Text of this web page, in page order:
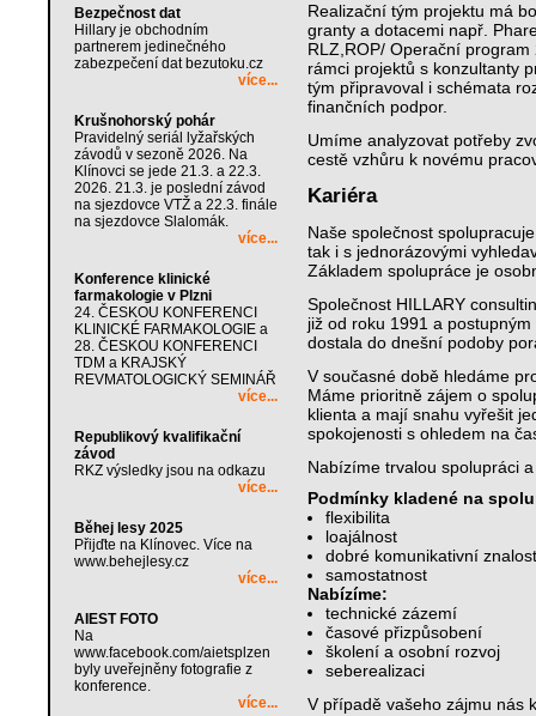
Bezpečnost dat
Hillary je obchodním
partnerem jedinečného
zabezpečení dat bezutoku.cz
více...
Krušnohorský pohár
Pravidelný seriál lyžařských
závodů v sezoně 2026. Na
Klínovci se jede 21.3. a 22.3.
2026. 21.3. je poslední závod
na sjezdovce VTŽ a 22.3. finále
na sjezdovce Slalomák.
více...
Konference klinické
farmakologie v Plzni
24. ČESKOU KONFERENCI
KLINICKÉ FARMAKOLOGIE a
28. ČESKOU KONFERENCI
TDM a KRAJSKÝ
REVMATOLOGICKÝ SEMINÁŘ
více...
Republikový kvalifikační
závod
RKZ výsledky jsou na odkazu
více...
Běhej lesy 2025
Přijďte na Klínovec. Více na
www.behejlesy.cz
více...
AIEST FOTO
Na
www.facebook.com/aietsplzen
byly uveřejněny fotografie z
konference.
více...
Realizační tým projektu má
granty a dotacemi např.
RLZ,ROP/ Operační
rámci projektů s konzultanty
tým připravoval i schémata
finančních podpor.
Umíme analyzovat potřeby
cestě vzhůru k novému
Kariéra
Naše společnost
tak i s jednorázovými
Základem spolupráce je
Společnost HILLARY
již od roku 1991 a
dostala do dnešní podoby
V současné době hledáme
Máme prioritně zájem o
klienta a mají snahu vyřešit
spokojenosti s ohledem na
Nabízíme trvalou spolupráci
Podmínky kladené na
flexibilita
loajálnost
dobré komunikativní
samostatnost
Nabízíme:
technické zázemí
časové přizpůsobení
školení a osobní rozvoj
seberealizaci
V případě vašeho zájmu nás